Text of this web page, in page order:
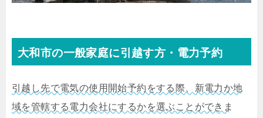
大和市の一般家庭に引越す方・電力予約
引越し先で電気の使用開始予約をする際、新電力か地
域を管轄する電力会社にするかを選ぶことができま